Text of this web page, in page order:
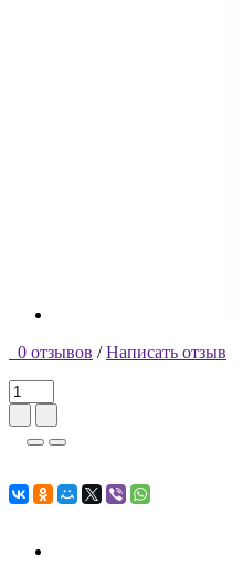
0 отзывов / Написать отзыв